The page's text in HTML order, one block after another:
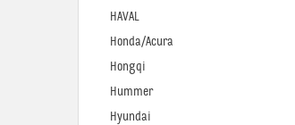
HAVAL
Honda/Acura
Hongqi
Hummer
Hyundai